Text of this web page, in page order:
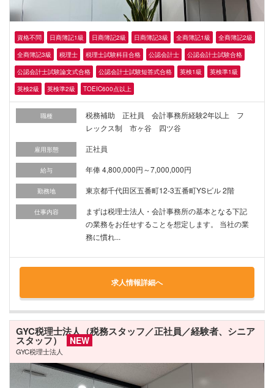
資格不問 日商簿記1級 日商簿記2級 日商簿記3級 全商簿記1級
全商簿記2級
全商簿記3級
税理士 税理士試験科目合格 公認会計士
公認会計士試験合格
公認会計士試験論文式合格
公認会計士試験短答式合格 英検1級
英検準1級
英検2級
英検準2級 TOEIC600点以上
職種
税務補助 正社員 会計事務所経験2年以上 フ
レックス制 市ヶ谷 四ツ谷
雇用形態 正社員
給与 年俸 4,800,000円～7,000,000円
勤務地 東京都千代田区五番町12-3五番町YSビル 2階
仕事内容
まずは税理士法人・会計事務所の基本となる下記
の業務をお任せすることを想定します。 当社の業
務に慣れ...
求人情報詳細へ
GYC税理士法人（税務スタッフ／正社員／経験者、シニア
スタッフ） NEW
GYC税理士法人